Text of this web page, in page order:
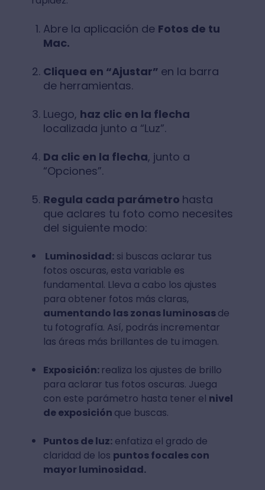
Abre la aplicación de Fotos de tu
Mac.
Cliquea en “Ajustar” en la barra
de herramientas.
Luego, haz clic en la flecha
localizada junto a “Luz”.
Da clic en la flecha, junto a
“Opciones”.
Regula cada parámetro hasta
que aclares tu foto como necesites
del siguiente modo:
Luminosidad:si buscas aclarar tus
fotos oscuras, esta variable es
fundamental. Lleva a cabo los ajustes
para obtener fotos más claras,
aumentando las zonas luminosasde
tu fotografía. Así, podrás incrementar
las áreas más brillantes de tu imagen.
Exposición: realiza los ajustes de brillo
para aclarar tus fotos oscuras. Juega
con este parámetro hasta tener el nivel
de exposición que buscas.
Puntos de luz:enfatiza el grado de
claridad de los puntos focales con
mayor luminosidad.